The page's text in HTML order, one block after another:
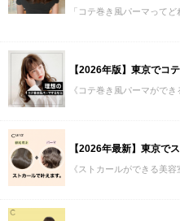
「コテ巻き風パーマって
【2026年版】東京でコ
《コテ巻き風パーマがで
【2026年最新】東京で
《ストカールができる美